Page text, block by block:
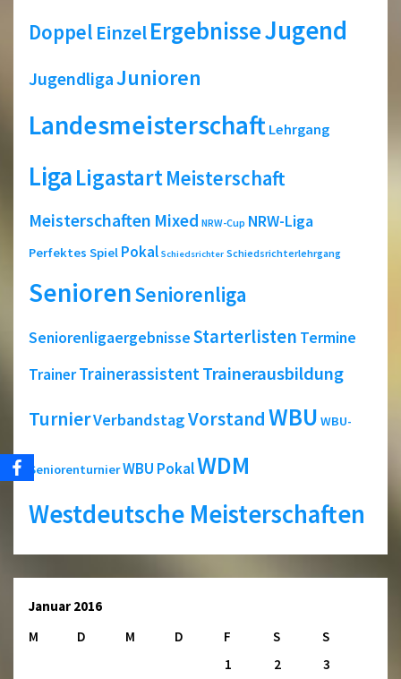
Doppel EinzelErgebnisseJugend
JugendligaJunioren
Landesmeisterschaft Lehrgang
LigaLigastartMeisterschaft
Meisterschaften Mixed NRW-Cup NRW-Liga
Perfektes Spiel Pokal Schiedsrichter Schiedsrichterlehrgang
SeniorenSeniorenliga
SeniorenligaergebnisseStarterlisten Termine
TrainerTrainerassistentTrainerausbildung
TurnierVerbandstagVorstandWBU WBU-
SeniorenturnierWBU PokalWDM
Westdeutsche Meisterschaften
Januar 2016
M
D M D F S
S
1
2
3